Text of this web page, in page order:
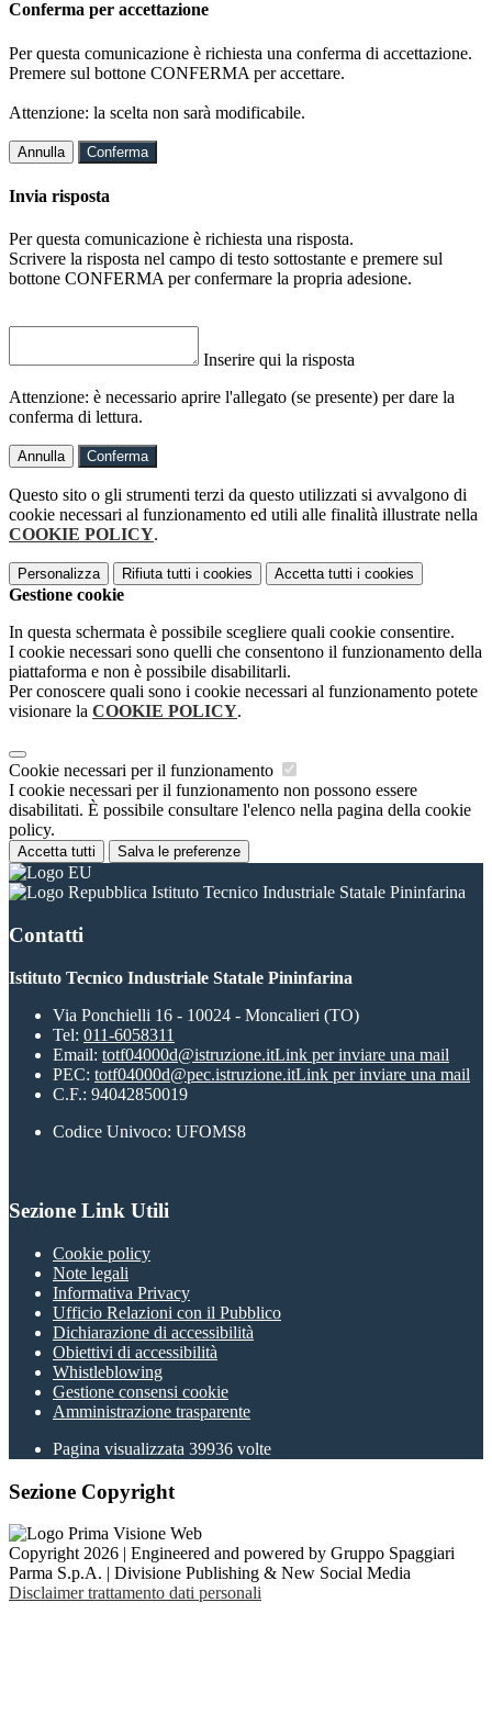
Conferma per accettazione
Per questa comunicazione è richiesta una conferma di accettazione.
Premere sul bottone CONFERMA per accettare.
Attenzione: la scelta non sarà modificabile.
Annulla Conferma
Invia risposta
Per questa comunicazione è richiesta una risposta.
Scrivere la risposta nel campo di testo sottostante e premere sul
bottone CONFERMA per confermare la propria adesione.
Inserire qui la risposta
Attenzione: è necessario aprire l'allegato (se presente) per dare la
conferma di lettura.
Annulla Conferma
Questo sito o gli strumenti terzi da questo utilizzati si avvalgono di
cookie necessari al funzionamento ed utili alle finalità illustrate nella
COOKIE POLICY.
Personalizza Rifiuta tutti i cookies Accetta tutti i cookies
Gestione cookie
In questa schermata è possibile scegliere quali cookie consentire.
I cookie necessari sono quelli che consentono il funzionamento della
piattaforma e non è possibile disabilitarli.
Per conoscere quali sono i cookie necessari al funzionamento potete
visionare la COOKIE POLICY.
Cookie necessari per il funzionamento
I cookie necessari per il funzionamento non possono essere
disabilitati. È possibile consultare l'elenco nella pagina della cookie
policy.
Accetta tutti Salva le preferenze
Istituto Tecnico Industriale Statale Pininfarina
Contatti
Istituto Tecnico Industriale Statale Pininfarina
Via Ponchielli 16 - 10024 - Moncalieri (TO)
Tel: 011-6058311
Email: totf04000d@istruzione.itLink per inviare una mail
PEC: totf04000d@pec.istruzione.itLink per inviare una mail
C.F.: 94042850019
Codice Univoco: UFOMS8
Sezione Link Utili
Cookie policy
Note legali
Informativa Privacy
Ufficio Relazioni con il Pubblico
Dichiarazione di accessibilità
Obiettivi di accessibilità
Whistleblowing
Gestione consensi cookie
Amministrazione trasparente
Pagina visualizzata 39936 volte
Sezione Copyright
Copyright 2026 | Engineered and powered by Gruppo Spaggiari
Parma S.p.A. | Divisione Publishing & New Social Media
Disclaimer trattamento dati personali